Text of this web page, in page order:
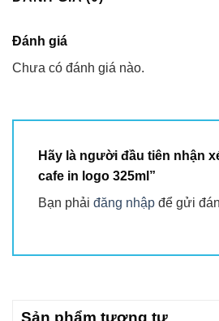
Đánh giá
Chưa có đánh giá nào.
Hãy là người đầu tiên nhận
cafe in logo 325ml”
Bạn phải đăng nhập để gửi
Sản phẩm tương tự